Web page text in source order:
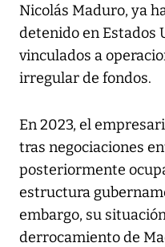
Nicolás Maduro, ya
detenido en Estados
vinculados a
irregular de fondos.
En 2023, el
tras negociaciones
posteriormente
estructura
embargo, su
derrocamiento de